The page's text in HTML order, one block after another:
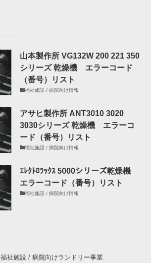
山本製作所 VG132W 200 221 350
シリーズ 乾燥機 エラーコード
（番号）リスト
福祉施設 / 病院向け情報
アサヒ製作所 ANT3010 3020
3030シリーズ 乾燥機 エラーコ
ード（番号）リスト
福祉施設 / 病院向け情報
ｴﾚｸﾄﾛﾗｯｸｽ 5000シリーズ乾燥機
エラーコード（番号）リスト
福祉施設 / 病院向け情報
福祉施設 / 病院向けランドリー事業